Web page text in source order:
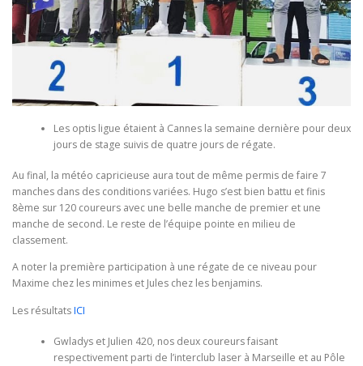
Les optis ligue étaient à Cannes la semaine dernière pour deux
jours de stage suivis de quatre jours de régate.
Au final, la météo capricieuse aura tout de même permis de faire 7
manches dans des conditions variées. Hugo s’est bien battu et finis
8ème sur 120 coureurs avec une belle manche de premier et une
manche de second. Le reste de l’équipe pointe en milieu de
classement.
A noter la première participation à une régate de ce niveau pour
Maxime chez les minimes et Jules chez les benjamins.
Les résultatsICI
Gwladys et Julien 420, nos deux coureurs faisant
respectivement parti de l’interclub laser à Marseille et au Pôle